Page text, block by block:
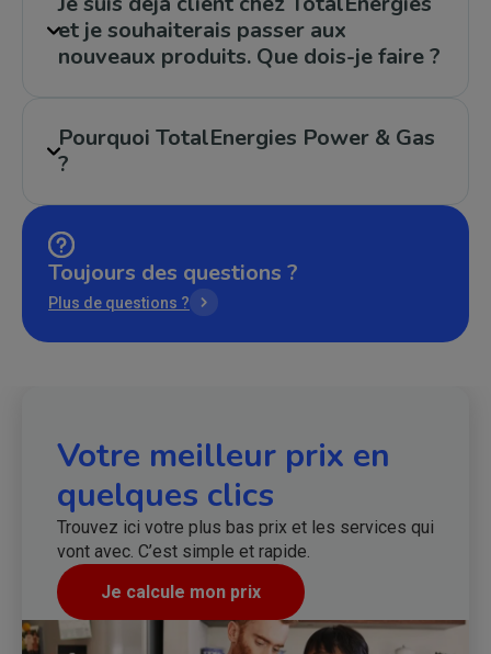
et je souhaiterais passer aux
nouveaux produits. Que dois-je faire ?
Pourquoi TotalEnergies Power & Gas
?
Toujours des questions ?
Plus de questions ?
Votre meilleur prix en
quelques clics
Trouvez ici votre plus bas prix et les services qui
vont avec. C’est simple et rapide.
Je calcule mon prix